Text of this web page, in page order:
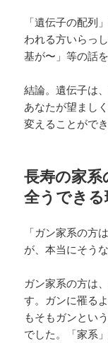
「遺伝子の配列
われる方いらっ
基が〜」等の話
結論。遺伝子は
あなたが望まし
変えることがで
長寿の家
全うできる
「ガン家系の方
が、本当にそう
ガン家系の方は
す。ガンに罹る
もそもガンとい
でした。「家系